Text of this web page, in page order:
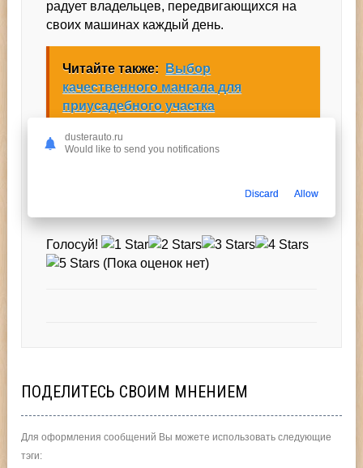
радует владельцев, передвигающихся на
своих машинах каждый день.
Читайте также:
Выбор
качественного мангала для
приусадебного участка
Голосуй!
(Пока оценок нет)
ПОДЕЛИТЕСЬ СВОИМ МНЕНИЕМ
Для оформления сообщений Вы можете использовать следующие
тэги:
dusterauto.ru
Would like to send you notifications
Discard Allow